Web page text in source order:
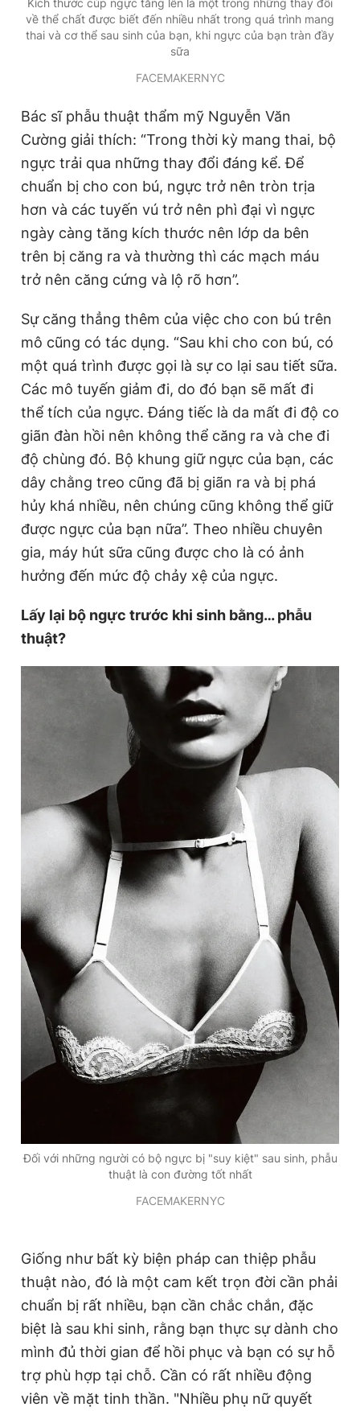
Kích thước cúp ngực tăng lên là một trong những thay đổi
về thể chất được biết đến nhiều nhất trong quá trình mang
thai và cơ thể sau sinh của bạn, khi ngực của bạn tràn đầy
sữa
FACEMAKERNYC
Bác sĩ phẫu thuật thẩm mỹ Nguyễn Văn
Cường giải thích: “Trong thời kỳ mang thai, bộ
ngực trải qua những thay đổi đáng kể. Để
chuẩn bị cho con bú, ngực trở nên tròn trịa
hơn và các tuyến vú trở nên phì đại vì ngực
ngày càng tăng kích thước nên lớp da bên
trên bị căng ra và thường thì các mạch máu
trở nên căng cứng và lộ rõ hơn”.
Sự căng thẳng thêm của việc cho con bú trên
mô cũng có tác dụng. “Sau khi cho con bú, có
một quá trình được gọi là sự co lại sau tiết sữa.
Các mô tuyến giảm đi, do đó bạn sẽ mất đi
thể tích của ngực. Đáng tiếc là da mất đi độ co
giãn đàn hồi nên không thể căng ra và che đi
độ chùng đó. Bộ khung giữ ngực của bạn, các
dây chằng treo cũng đã bị giãn ra và bị phá
hủy khá nhiều, nên chúng cũng không thể giữ
được ngực của bạn nữa”. Theo nhiều chuyên
gia, máy hút sữa cũng được cho là có ảnh
hưởng đến mức độ chảy xệ của ngực.
Lấy lại bộ ngực trước khi sinh bằng… phẫu
thuật?
Đối với những người có bộ ngực bị "suy kiệt" sau sinh, phẫu
thuật là con đường tốt nhất
FACEMAKERNYC
Giống như bất kỳ biện pháp can thiệp phẫu
thuật nào, đó là một cam kết trọn đời cần phải
chuẩn bị rất nhiều, bạn cần chắc chắn, đặc
biệt là sau khi sinh, rằng bạn thực sự dành cho
mình đủ thời gian để hồi phục và bạn có sự hỗ
trợ phù hợp tại chỗ. Cần có rất nhiều động
viên về mặt tinh thần. "Nhiều phụ nữ quyết